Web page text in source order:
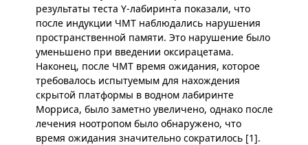
результаты теста Y-лабиринта показали, что
после индукции ЧМТ наблюдались нарушения
пространственной памяти. Это нарушение было
уменьшено при введении оксирацетама.
Наконец, после ЧМТ время ожидания, которое
требовалось испытуемым для нахождения
скрытой платформы в водном лабиринте
Морриса, было заметно увеличено, однако после
лечения ноотропом было обнаружено, что
время ожидания значительно сократилось [1].